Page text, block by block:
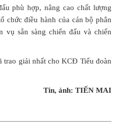
phù hợp, nâng cao chất lượng
chức điều hành của cán bộ phân
vụ sẵn sàng chiến đấu và chiến
trao giải nhất cho KCĐ Tiểu đoàn
Tin, ảnh: TIẾN MAI